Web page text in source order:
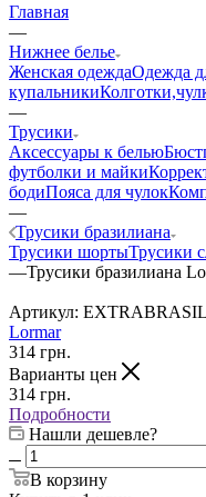
Главная
—
Нижнее белье
Женская одеждаОдежда
купальники
—
Трусики
Аксессуары к белью
футболки и майки
бодиПояса для чулок
—
Трусики бразилиана
Трусики шортыТрусики
—Трусики бразилиана
Артикул:
Lormar
314 грн.
Варианты цен
314 грн.
Подробности
Нашли дешевле?
В корзину